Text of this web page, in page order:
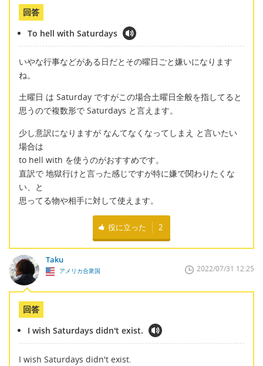
回答
To hell with Saturdays
いやな行事などがある日だとその曜日ごと嫌いになります
ね。
土曜日 は Saturday ですがこの場合土曜日全般を指してると
思うので複数形で Saturdays と言えます。
少し意訳になりますが なんてなくなってしまえ と言いたい
場合は
to hell with を使うのがおすすめです。
直訳で 地獄行けと言った感じですが特に嫌で関わりたくな
い、と
思ってる物や相手に対して使えます。
役に立った 2
Taku
アメリカ合衆国 2022/07/31 12:25
回答
I wish Saturdays didn't exist.
I wish Saturdays didn't exist.